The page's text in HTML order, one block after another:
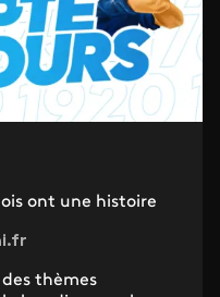
ont une histoire
thèmes